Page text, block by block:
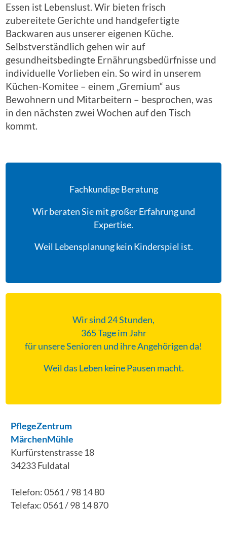
Essen ist Lebenslust. Wir bieten frisch
zubereitete Gerichte und handgefertigte
Backwaren aus unserer eigenen Küche.
Selbstverständlich gehen wir auf
gesundheitsbedingte Ernährungsbedürfnisse und
individuelle Vorlieben ein. So wird in unserem
Küchen-Komitee – einem „Gremium“ aus
Bewohnern und Mitarbeitern – besprochen, was
in den nächsten zwei Wochen auf den Tisch
kommt.
Fachkundige Beratung
Wir beraten Sie mit großer Erfahrung und
Expertise.
Weil Lebensplanung kein Kinderspiel ist.
Wir sind 24 Stunden,
365 Tage im Jahr
für unsere Senioren und ihre Angehörigen da!
Weil das Leben keine Pausen macht.
PflegeZentrum
MärchenMühle
Kurfürstenstrasse 18
34233 Fuldatal
Telefon: 0561 / 98 14 80
Telefax: 0561 / 98 14 870